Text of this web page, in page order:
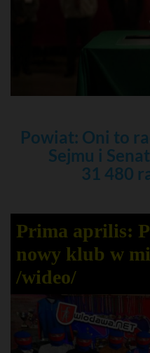
Powiat: Oni to
Sejmu i
31 480
Prima aprilis:
nowy klub w
/wideo/